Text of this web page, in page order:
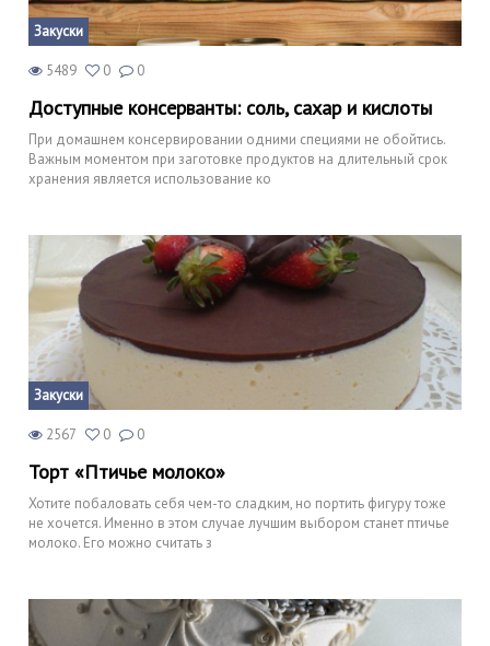
Закуски
5489 0 0
Доступные консерванты: соль, сахар и кислоты
При домашнем консервировании одними специями не обойтись.
Важным моментом при заготовке продуктов на длительный срок
хранения является использование ко
Закуски
2567 0 0
Торт «Птичье молоко»
Хотите побаловать себя чем-то сладким, но портить фигуру тоже
не хочется. Именно в этом случае лучшим выбором станет птичье
молоко. Его можно считать з